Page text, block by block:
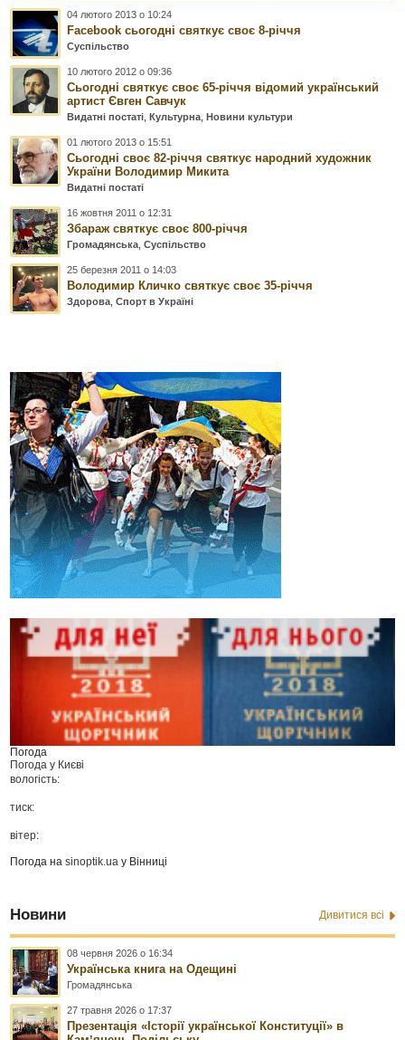
04 лютого 2013 о 10:24
Facebook сьогодні святкує своє 8-річчя
Суспільство
10 лютого 2012 о 09:36
Сьогодні святкує своє 65-річчя відомий український
артист Євген Савчук
Видатні постаті ,Культурна ,Новини культури
01 лютого 2013 о 15:51
Сьогодні своє 82-річчя святкує народний художник
України Володимир Микита
Видатні постаті
16 жовтня 2011 о 12:31
Збараж святкує своє 800-річчя
Громадянська ,Суспільство
25 березня 2011 о 14:03
Володимир Кличко святкує своє 35-річчя
Здорова ,Спорт в Україні
Погода
Погода у Києві
вологість:
тиск:
вітер:
Погода наsinoptik.ua у Вінниці
Новини Дивитися всі
08 червня 2026 о 16:34
Українська книга на Одещині
Громадянська
27 травня 2026 о 17:37
Презентація «Історії української Конституції» в